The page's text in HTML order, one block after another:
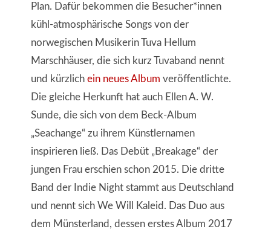
Plan. Dafür bekommen die Besucher*innen
kühl-atmosphärische Songs von der
norwegischen Musikerin Tuva Hellum
Marschhäuser, die sich kurz Tuvaband nennt
und kürzlich ein neues Album veröffentlichte.
Die gleiche Herkunft hat auch Ellen A. W.
Sunde, die sich von dem Beck-Album
„Seachange“ zu ihrem Künstlernamen
inspirieren ließ. Das Debüt „Breakage“ der
jungen Frau erschien schon 2015. Die dritte
Band der Indie Night stammt aus Deutschland
und nennt sich We Will Kaleid. Das Duo aus
dem Münsterland, dessen erstes Album 2017